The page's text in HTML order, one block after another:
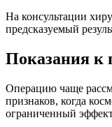
На консультации
предсказуемый
Показания к
Операцию чаще
признаков, когда
ограниченный